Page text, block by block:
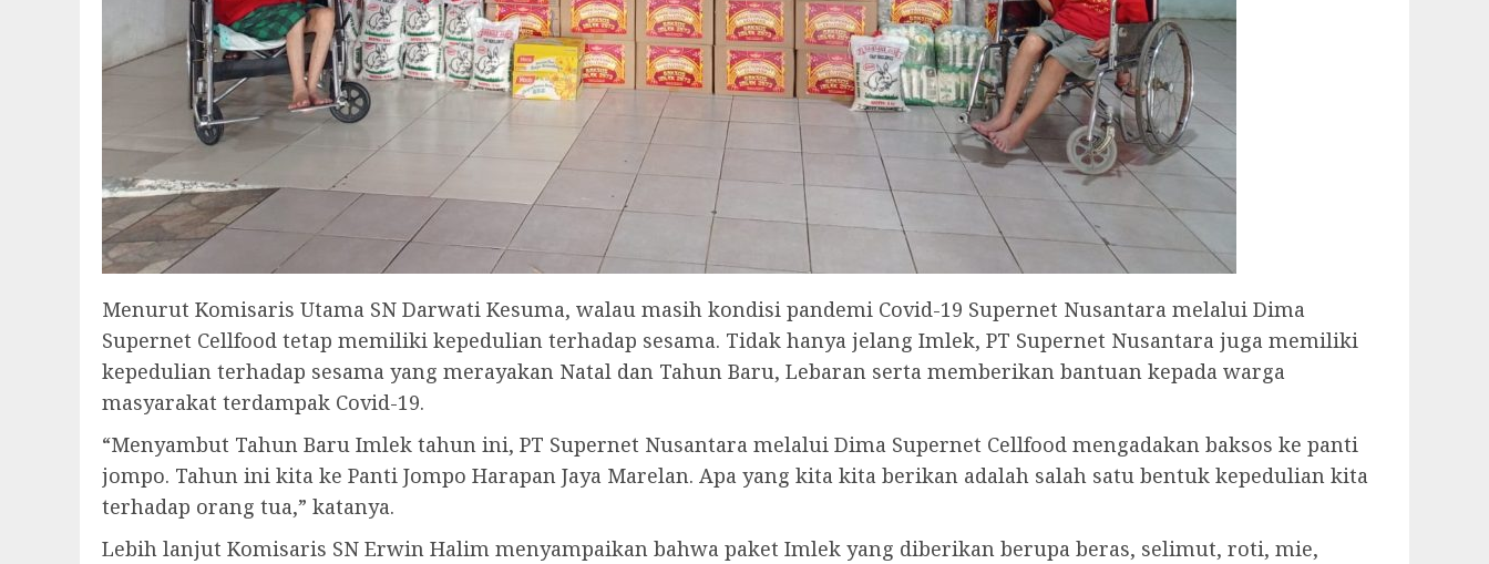
Menurut Komisaris Utama SN Darwati Kesuma, walau masih kondisi pandemi Covid-19 Supernet Nusantara melalui Dima
Supernet Cellfood tetap memiliki kepedulian terhadap sesama. Tidak hanya jelang Imlek, PT Supernet Nusantara juga memiliki
kepedulian terhadap sesama yang merayakan Natal dan Tahun Baru, Lebaran serta memberikan bantuan kepada warga
masyarakat terdampak Covid-19.
“Menyambut Tahun Baru Imlek tahun ini, PT Supernet Nusantara melalui Dima Supernet Cellfood mengadakan baksos ke panti
jompo. Tahun ini kita ke Panti Jompo Harapan Jaya Marelan. Apa yang kita kita berikan adalah salah satu bentuk kepedulian kita
terhadap orang tua,” katanya.
Lebih lanjut Komisaris SN Erwin Halim menyampaikan bahwa paket Imlek yang diberikan berupa beras, selimut, roti, mie,